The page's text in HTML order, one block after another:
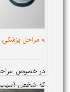
» مراحل پزشکی
در خصوص
که شخص آسیب